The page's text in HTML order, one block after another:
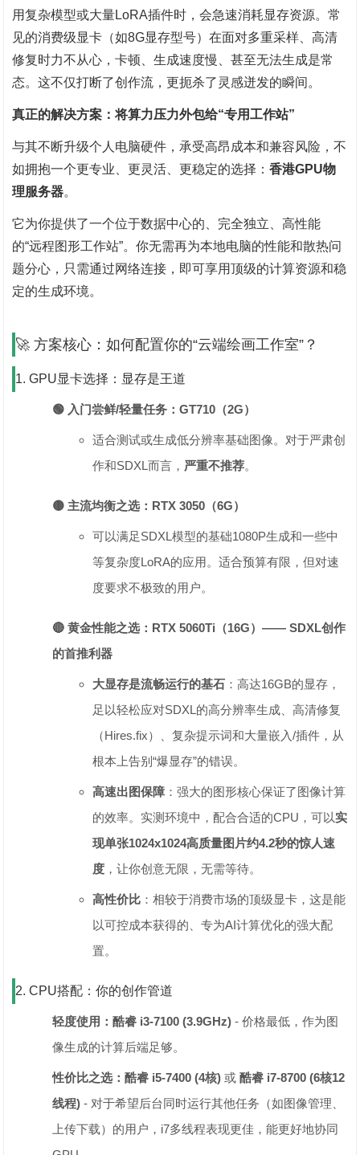
用复杂模型或大量LoRA插件时，会急速消耗显存资源。常
见的消费级显卡（如8G显存型号）在面对多重采样、高清
修复时力不从心，卡顿、生成速度慢、甚至无法生成是常
态。这不仅打断了创作流，更扼杀了灵感迸发的瞬间。
真正的解决方案：将算力压力外包给“专用工作站”
与其不断升级个人电脑硬件，承受高昂成本和兼容风险，不
如拥抱一个更专业、更灵活、更稳定的选择：‌香港GPU物
理服务器‌。
它为你提供了一个位于数据中心的、完全独立、高性能
的“远程图形工作站”。你无需再为本地电脑的性能和散热问
题分心，只需通过网络连接，即可享用顶级的计算资源和稳
定的生成环境。
🚀 方案核心：如何配置你的“云端绘画工作室”？
1. GPU显卡选择：显存是王道
🟢 入门尝鲜/轻量任务：GT710（2G）
适合测试或生成低分辨率基础图像。对于严肃创
作和SDXL而言，‌ 严重不推荐‌。
🟡 主流均衡之选：RTX 3050（6G）
可以满足SDXL模型的基础1080P生成和一些中
等复杂度LoRA的应用。适合预算有限，但对速
度要求不极致的用户。
🔴 黄金性能之选：RTX 5060Ti（16G）—— SDXL创作
的首推利器
大显存是流畅运行的基石 ‌：高达16GB的显存，
足以轻松应对SDXL的高分辨率生成、高清修复
（Hires.fix）、复杂提示词和大量嵌入/插件，从
根本上告别“爆显存”的错误。
高速出图保障 ‌：强大的图形核心保证了图像计算
的效率。实测环境中，配合合适的CPU，可以‌实
现单张1024x1024高质量图片约4.2秒的惊人速
度 ‌，让你创意无限，无需等待。
高性价比 ‌：相较于消费市场的顶级显卡，这是能
以可控成本获得的、专为AI计算优化的强大配
置。
2. CPU搭配：你的创作管道
轻度使用：酷睿 i3-7100 (3.9GHz) ‌ - 价格最低，作为图
像生成的计算后端足够。
性价比之选：酷睿 i5-7400 (4核) ‌ 或 ‌酷睿 i7-8700 (6核12
线程) ‌ - 对于希望后台同时运行其他任务（如图像管理、
上传下载）的用户，i7多线程表现更佳，能更好地协同